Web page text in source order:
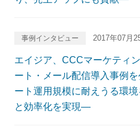
事例インタビュー 2017年07月
エイジア、CCCマーケティ
ート・メール配信導入事例
ート運用規模に耐えうる環
と効率化を実現―